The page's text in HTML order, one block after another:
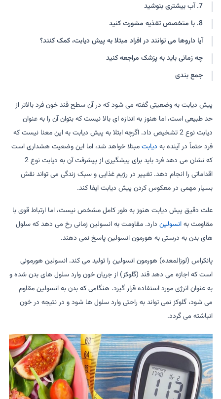
7. آب بیشتری بنوشید
8. با متخصص تغذیه مشورت کنید
آیا داروها می توانند در افراد مبتلا به پیش دیابت، کمک کنند؟
چه زمانی باید به پزشک مراجعه کنید
جمع بندی
پیش دیابت به وضعیتی گفته می شود که در آن سطح قند خون فرد بالاتر از
حد طبیعی است، اما هنوز به اندازه ای بالا نیست که بتوان آن را به عنوان
دیابت نوع 2 تشخیص داد. اگرچه ابتلا به پیش دیابت به این معنا نیست که
فرد حتماً در آینده به دیابتمبتلا خواهد شد، اما این وضعیت هشداری است
که نشان می دهد فرد باید برای پیشگیری از پیشرفت آن به دیابت نوع 2
اقداماتی را انجام دهد. تغییر در رژیم غذایی و سبک زندگی می تواند نقش
بسیار مهمی در معکوس کردن پیش دیابت ایفا کند.
علت دقیق پیش دیابت هنوز به طور کامل مشخص نیست، اما ارتباط قوی با
مقاومت بهانسولین دارد. مقاومت به انسولین زمانی رخ می دهد که سلول
های بدن به درستی به هورمون انسولین پاسخ نمی دهند.
پانکراس (لوزالمعده) هورمون انسولین را تولید می کند. انسولین هورمونی
است که اجازه می دهد قند (گلوکز) از جریان خون وارد سلول های بدن شده و
به عنوان انرژی مورد استفاده قرار گیرد. هنگامی که بدن به انسولین مقاوم
می شود، گلوکز نمی تواند به راحتی وارد سلول ها شود و در نتیجه در خون
انباشته می گردد.